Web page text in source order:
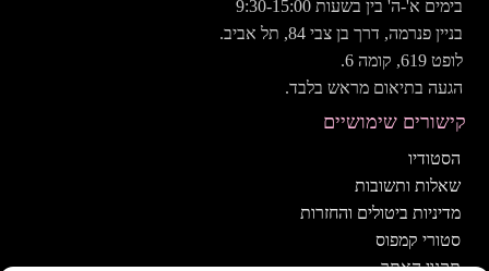
בימים א'-ה' בין בשעות 9:30-15:00
בניין פנרמה, דרך בן צבי 84, תל אביב.
לופט 619, קומה 6.
הגעה בתיאום מראש בלבד.
קישורים שימושיים
הסטודיו
שאלות ותשובות
מדיניות ביטולים והחזרות
סטורי קמפוס